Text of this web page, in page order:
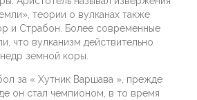
теории о вулканах также
и Страбон. Более современные
что вулканизм действительно
земной коры.
за « Хутник Варшава », прежде
он стал чемпионом, в то время